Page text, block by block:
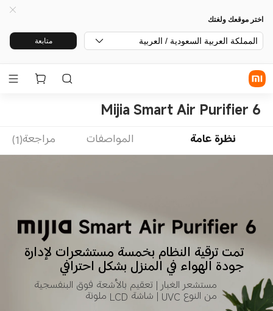
اختر موقعك ولغتك
المملكة العربية السعودية / العربية متابعة
Mijia Smart Air Purifier 6
نظرة عامة المواصفات مراجعة(1)
تمت ترقية النظام بخمسة مستشعرات لإدارة
جودة الهواء في المنزل بشكل احترافي
مستشعر الغبار | تعقيم بالأشعة فوق البنفسجية
من النوع UVC | شاشة LCD ملونة